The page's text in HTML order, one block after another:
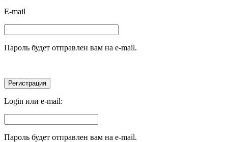
E-mail
Пароль будет отправлен вам на e-mail.
Login или e-mail:
Пароль будет отправлен вам на e-mail.